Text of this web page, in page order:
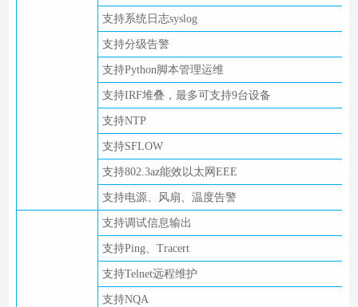
支持系统日志syslog
支持分级告警
支持Python脚本管理运维
支持IRF堆叠，最多可支持9台设备
支持NTP
支持SFLOW
支持802.3az能效以太网EEE
支持电源、风扇、温度告警
支持调试信息输出
支持Ping、Tracert
支持Telnet远程维护
支持NQA